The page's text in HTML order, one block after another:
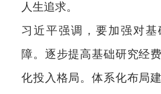
人生追求。
习近平强调，要加强对
障。逐步提高基础研究经
化投入格局。体系化布局